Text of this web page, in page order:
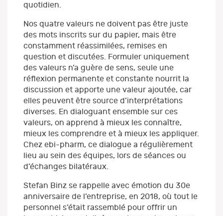
quotidien.
Nos quatre valeurs ne doivent pas être juste
des mots inscrits sur du papier, mais être
constamment réassimilées, remises en
question et discutées. Formuler uniquement
des valeurs n’a guère de sens, seule une
réflexion permanente et constante nourrit la
discussion et apporte une valeur ajoutée, car
elles peuvent être source d’interprétations
diverses. En dialoguant ensemble sur ces
valeurs, on apprend à mieux les connaître,
mieux les comprendre et à mieux les appliquer.
Chez ebi-pharm, ce dialogue a régulièrement
lieu au sein des équipes, lors de séances ou
d’échanges bilatéraux.
Stefan Binz se rappelle avec émotion du 30e
anniversaire de l’entreprise, en 2018, où tout le
personnel s’était rassemblé pour offrir un